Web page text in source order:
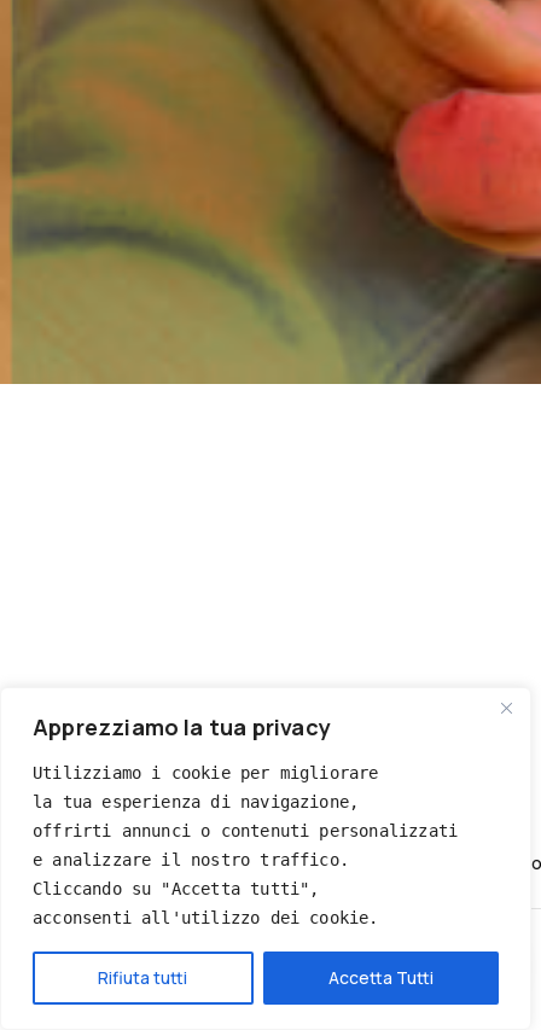
Apprezziamo la tua privacy
Utilizziamo i cookie per migliorare
la tua esperienza di navigazione,
offrirti annunci o contenuti personalizzati
e analizzare il nostro traffico.
Cliccando su "Accetta tutti",
acconsenti all'utilizzo dei cookie.
Rifiuta tutti Accetta Tutti
PELUCHE PERSONALIZZATI
Morbido Peluche Pig Personalizzato Con Foto E Testo –
18.90
Add to Wishlist
Quick view
Quick view
Hai bisogno di aiuto?